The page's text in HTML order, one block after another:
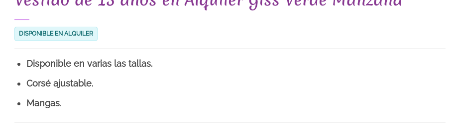
DISPONIBLE EN ALQUILER
Disponible en varias las tallas.
Corsé ajustable.
Mangas.